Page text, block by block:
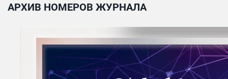
АРХИВ НОМЕРОВ ЖУРНАЛА